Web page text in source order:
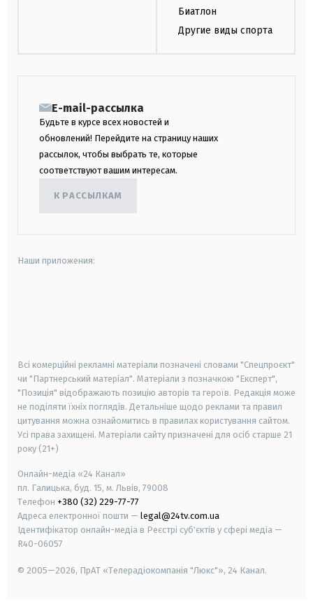
Биатлон
Другие виды спорта
E-mail-рассылка
Будьте в курсе всех новостей и
обновлений! Перейдите на страницу наших
рассылок, чтобы выбрать те, которые
соответствуют вашим интересам.
К РАССЫЛКАМ
Наши приложения:
Всі комерційні рекламні матеріали позначені словами "Спецпроєкт"
чи "Партнерський матеріал". Матеріали з позначкою "Експерт",
"Позиція" відображають позицію авторів та героїв. Редакція може
не поділяти їхніх поглядів. Детальніше щодо реклами та правил
цитування можна ознайомитись в правилах користування сайтом.
Усі права захищені. Матеріали сайту призначені для осіб старше 21
року (21+)
Онлайн-медіа «24 Канал»
пл. Галицька, буд. 15, м. Львів, 79008
Телефон +380 (32) 229-77-77
Адреса електронної пошти — legal@24tv.com.ua
Ідентифікатор онлайн-медіа в Реєстрі суб'єктів у сфері медіа —
R40-06057
© 2005—2026, ПрАТ «Телерадіокомпанія "Люкс"», 24 Канал.